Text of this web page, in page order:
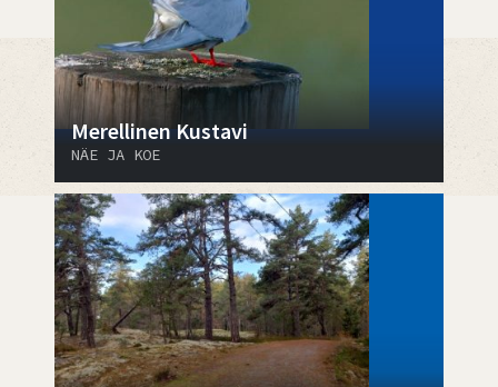
Merellinen Kustavi
NÄE JA KOE